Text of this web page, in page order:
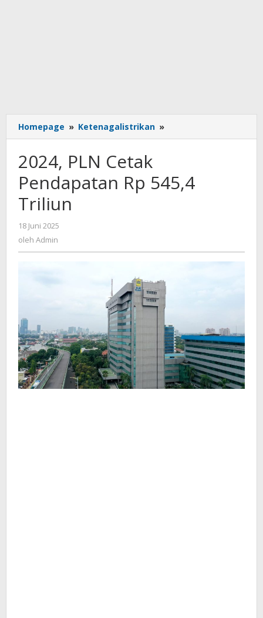
Homepage » Ketenagalistrikan »
PLN
Rp
545,4
2024, PLN Cetak
Pendapatan Rp 545,4
Triliun
18 Juni 2025
oleh Admin